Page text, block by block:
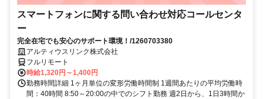
スマートフォンに関する問い合わせ対応コールセンタ
ー
完全在宅でも安心のサポート環境！/1260703380
アルティウスリンク株式会社
フルリモート
時給1,320円～1,400円
勤務時間詳細 1ヶ月単位の変形労働時間制 1週間あたりの平均労働時
間：40時間 8:50～20:00の中でのシフト勤務 週2日から、1日3時間か